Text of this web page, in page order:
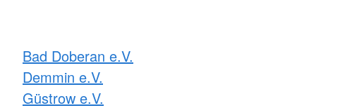
Bad Doberan e.V.
Demmin e.V.
Güstrow e.V.